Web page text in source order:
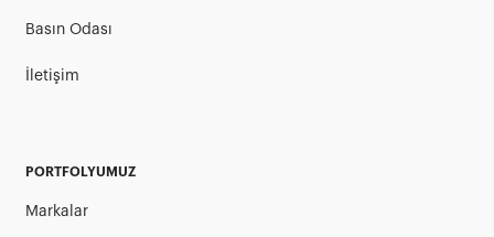
Basın Odası
İletişim
PORTFOLYUMUZ
Markalar